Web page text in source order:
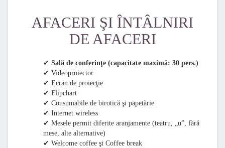
AFACERI ŞI ÎNTÂLNIRI
DE AFACERI
✔ Sală de conferinţe (capacitate maximă: 30 pers.)
✔ Videoproiector
✔ Ecran de proiecţie
✔ Flipchart
✔ Consumabile de birotică şi papetărie
✔ Internet wireless
✔ Mesele permit diferite aranjamente (teatru, „u”, fără
mese, alte alternative)
✔ Welcome coffee şi Coffee break